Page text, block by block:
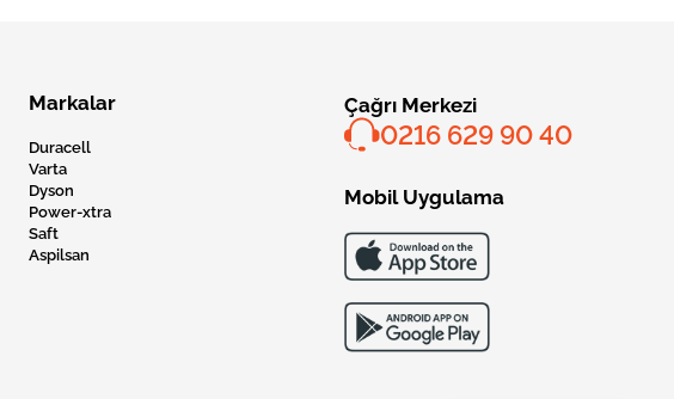
Markalar
Duracell
Varta
Dyson
Power-xtra
Saft
Aspilsan
Çağrı Merkezi
0216 629 90 40
Mobil Uygulama